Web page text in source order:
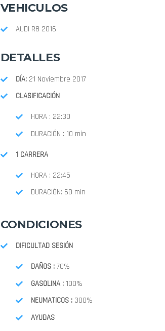
VEHICULOS
AUDI R8 2016
DETALLES
DÍA: 21 Noviembre 2017
CLASIFICACIÓN
HORA : 22:30
DURACIÓN : 10 min
1 CARRERA
HORA : 22:45
DURACIÓN: 60 min
CONDICIONES
DIFICULTAD SESIÓN
DAÑOS :70%
GASOLINA :100%
NEUMATICOS :300%
AYUDAS